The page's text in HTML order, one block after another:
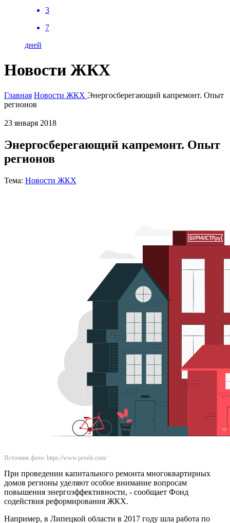
3
7
дней
Новости ЖКХ
Главная Новости ЖКХ Энергосберегающий капремонт. Опыт
регионов
23 января 2018
Энергосберегающий капремонт. Опыт
регионов
Тема: Новости ЖКХ
Источник фото: https://www.pexels.com/
При проведении капитального ремонта многоквартирных
домов регионы уделяют особое внимание вопросам
повышения энергоэффективности, - сообщает Фонд
содействия реформирования ЖКХ.
Например, в Липецкой области в 2017 году шла работа по